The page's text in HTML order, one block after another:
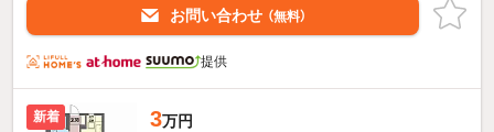
お問い合わせ （無料）
提供
新着 3万円